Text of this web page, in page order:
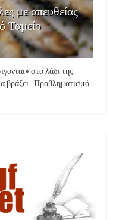
με απευθείας
Ταμείο
στο λάδι της
βράζει. Προβληματισμό